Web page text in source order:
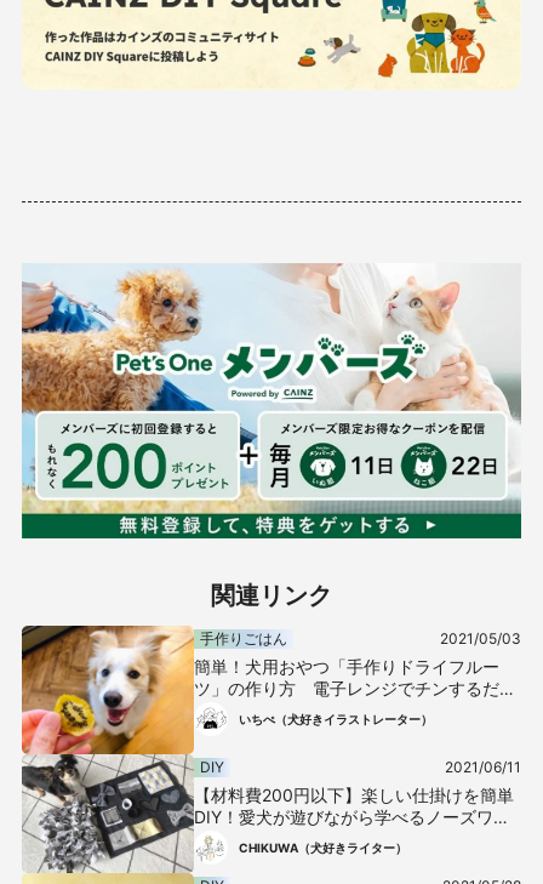
関連リンク
手作りごはん 2021/05/03
簡単！犬用おやつ「手作りドライフルー
ツ」の作り方 電子レンジでチンするだ
け！
いちぺ（犬好きイラストレーター）
DIY 2021/06/11
【材料費200円以下】楽しい仕掛けを簡単
DIY！愛犬が遊びながら学べるノーズワー
クマットの作り方
CHIKUWA（犬好きライター）